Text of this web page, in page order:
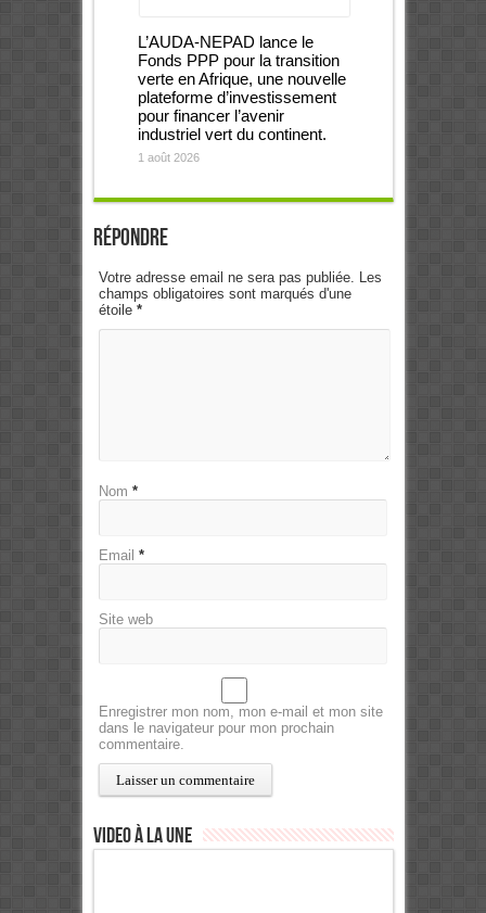
L’AUDA-NEPAD lance le
Fonds PPP pour la transition
verte en Afrique, une nouvelle
plateforme d’investissement
pour financer l’avenir
industriel vert du continent.
1 août 2026
Répondre
Votre adresse email ne sera pas publiée. Les
champs obligatoires sont marqués d'une
étoile *
Nom *
Email *
Site web
Enregistrer mon nom, mon e-mail et mon site
dans le navigateur pour mon prochain
commentaire.
Video à la Une